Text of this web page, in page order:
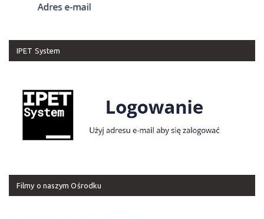
IPET System
Filmy o naszym Ośrodku